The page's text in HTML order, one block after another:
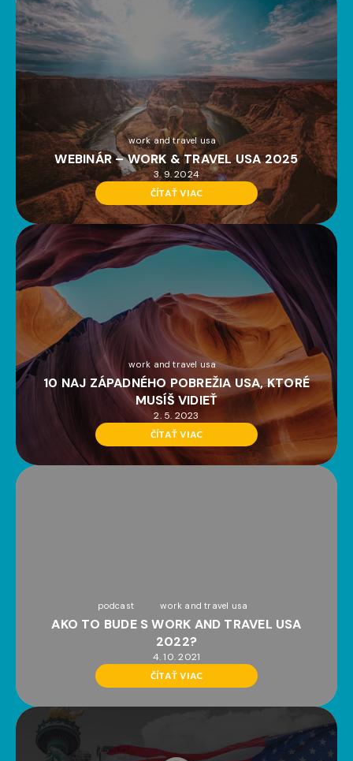
work and travel usa
WEBINÁR – WORK & TRAVEL USA 2025
3. 9. 2024
ČÍTAŤ VIAC
work and travel usa
10 NAJ ZÁPADNÉHO POBREŽIA USA, KTORÉ
MUSÍŠ VIDIEŤ
2. 5. 2023
ČÍTAŤ VIAC
podcast work and travel usa
AKO TO BUDE S WORK AND TRAVEL USA
2022?
4. 10. 2021
ČÍTAŤ VIAC